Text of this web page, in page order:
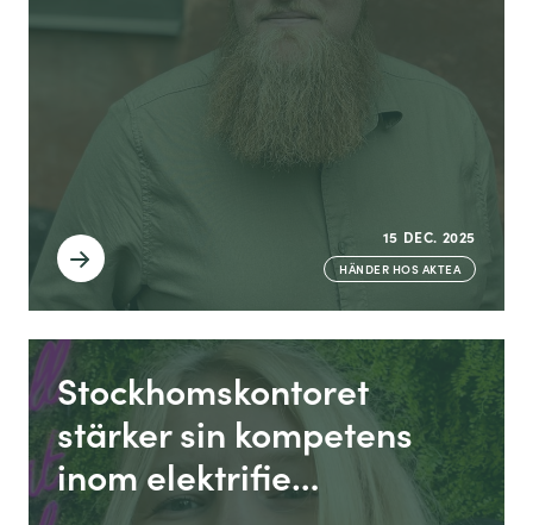
15 DEC. 2025
HÄNDER HOS AKTEA
Stockhomskontoret
stärker sin kompetens
inom elektrifie…